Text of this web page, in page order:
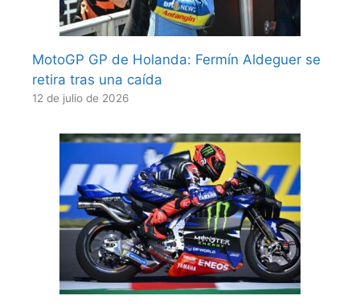
MotoGP GP de Holanda: Fermín Aldeguer se
retira tras una caída
12 de julio de 2026